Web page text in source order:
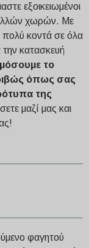
εξοικειωμένοι
χωρών. Με
πολύ κοντά σε όλα
κατασκευή
το
όπως σας
της
μαζί μας και
φαγητού